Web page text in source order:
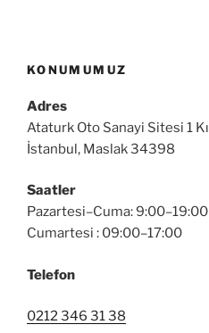
KONUMUMUZ
Adres
Ataturk Oto Sanayi Sitesi 1
İstanbul, Maslak 34398
Saatler
Pazartesi–Cuma: 9:00–19:00
Cumartesi : 09:00–17:00
Telefon
0212 346 31 38